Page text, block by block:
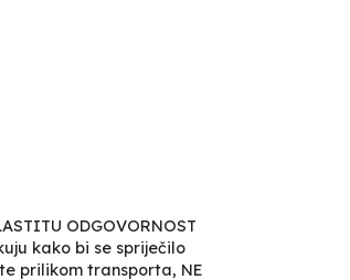
ODGOVORNOST
kako bi se spriječilo
prilikom transporta, NE